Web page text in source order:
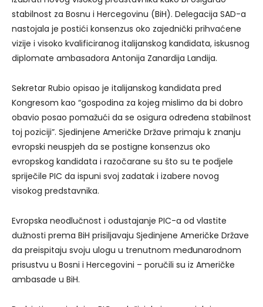
stabilnost za Bosnu i Hercegovinu (BiH). Delegacija SAD-a
nastojala je postići konsenzus oko zajednički prihvaćene
vizije i visoko kvalificiranog italijanskog kandidata, iskusnog
diplomate ambasadora Antonija Zanardija Landija.
Sekretar Rubio opisao je italijanskog kandidata pred
Kongresom kao “gospodina za kojeg mislimo da bi dobro
obavio posao pomažući da se osigura određena stabilnost
toj poziciji”. Sjedinjene Američke Države primaju k znanju
evropski neuspjeh da se postigne konsenzus oko
evropskog kandidata i razočarane su što su te podjele
spriječile PIC da ispuni svoj zadatak i izabere novog
visokog predstavnika.
Evropska neodlučnost i odustajanje PIC-a od vlastite
dužnosti prema BiH prisiljavaju Sjedinjene Američke Države
da preispitaju svoju ulogu u trenutnom međunarodnom
prisustvu u Bosni i Hercegovini – poručili su iz Američke
ambasade u BiH.